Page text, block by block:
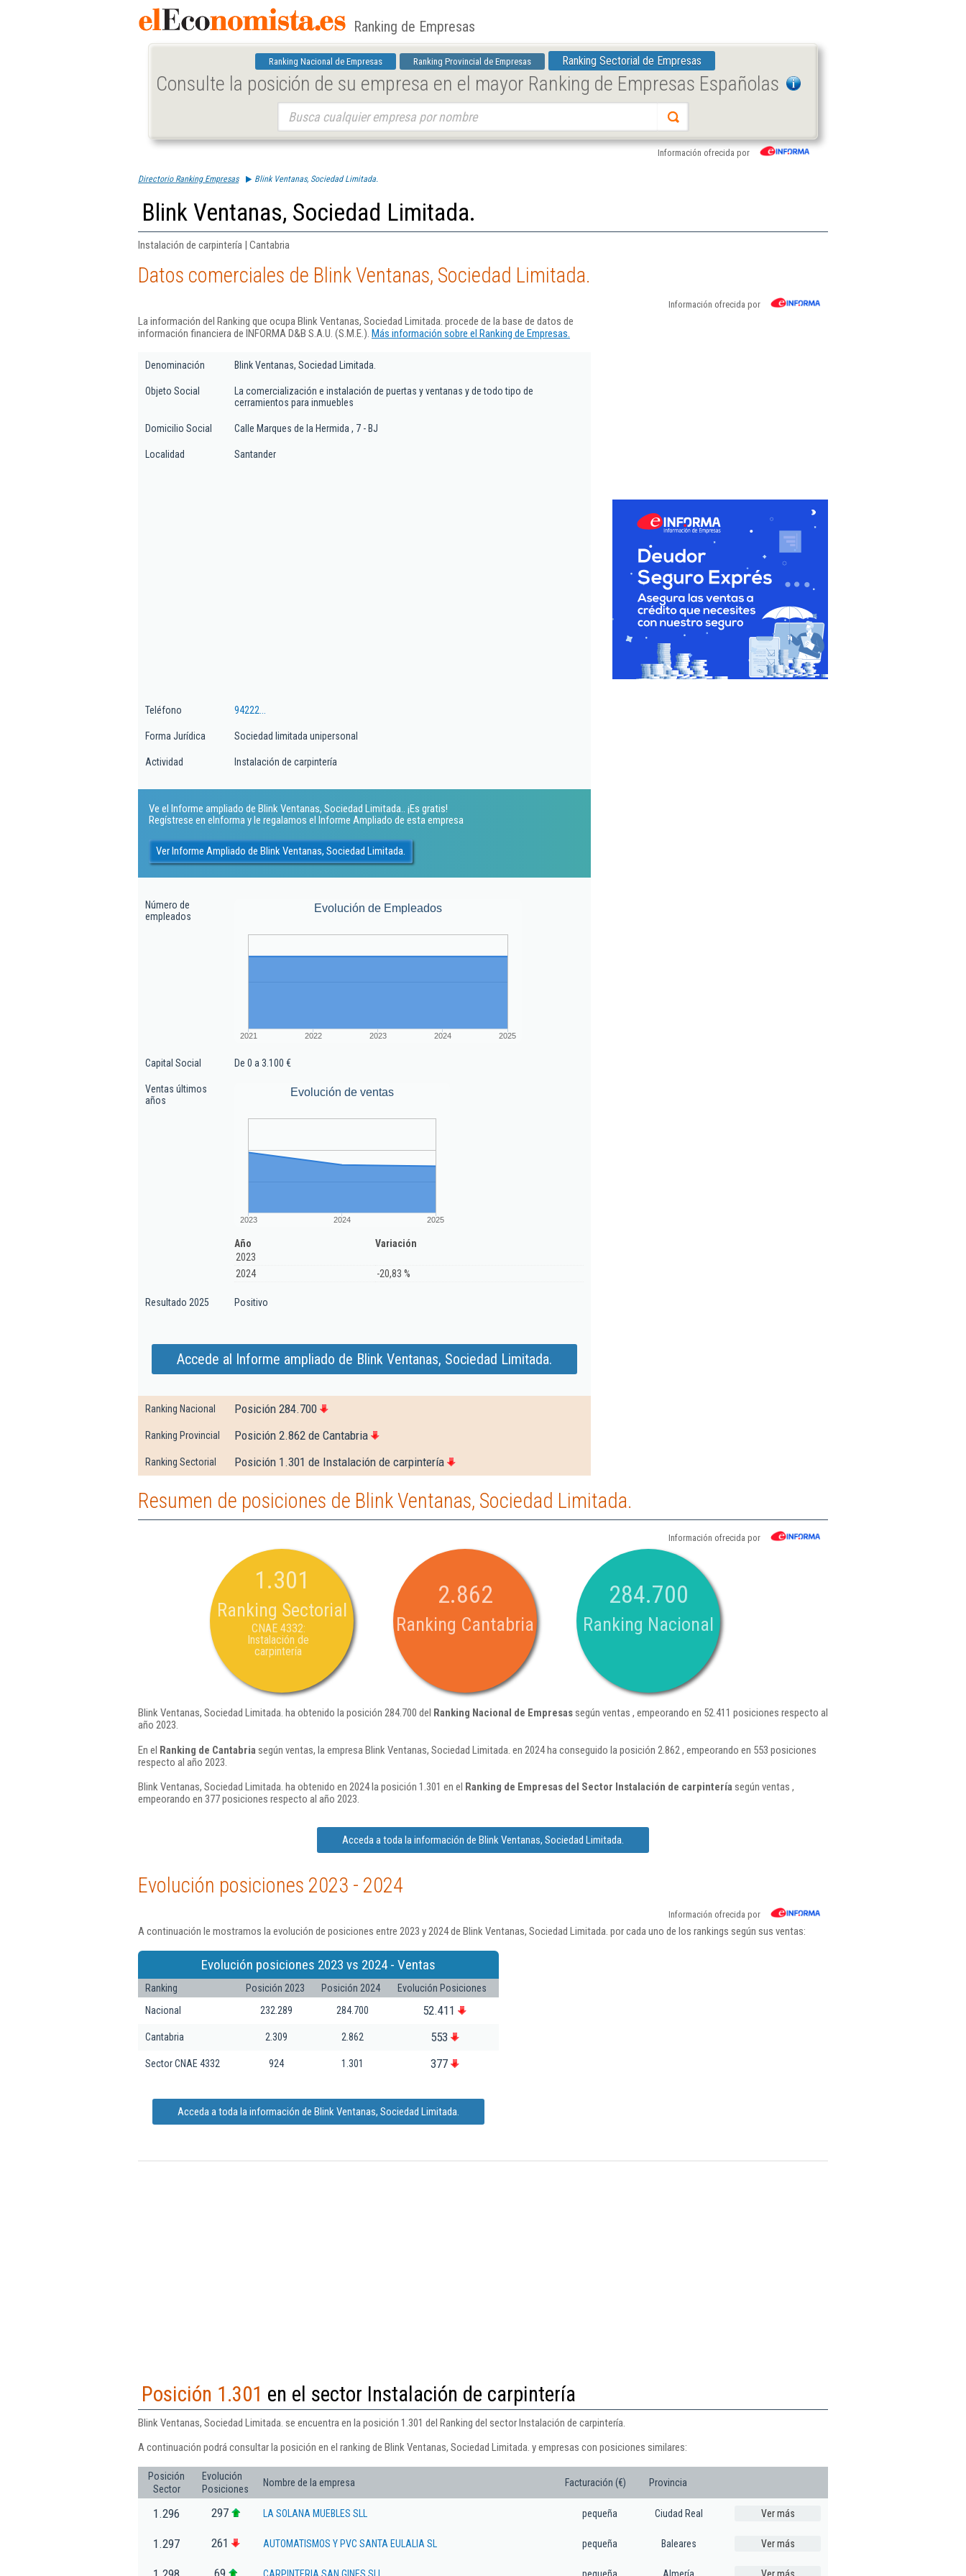
Ranking de Empresas
Ranking Nacional de Empresas Ranking Provincial de Empresas Ranking Sectorial de Empresas
Consulte la posición de su empresa en el mayor Ranking de Empresas Españolas
Información ofrecida por
Directorio Ranking Empresas Blink Ventanas, Sociedad Limitada.
Blink Ventanas, Sociedad Limitada.
Instalación de carpintería | Cantabria
Datos comerciales de Blink Ventanas, Sociedad Limitada.
Información ofrecida por
La información del Ranking que ocupa Blink Ventanas, Sociedad Limitada. procede de la base de datos de
información financiera de INFORMA D&B S.A.U. (S.M.E.). Más información sobre el Ranking de Empresas.
Denominación Blink Ventanas, Sociedad Limitada.
Objeto Social
La comercialización e instalación de puertas y ventanas y de todo tipo de
cerramientos para inmuebles
Domicilio Social Calle Marques de la Hermida , 7 - BJ
Localidad Santander
Teléfono 94222...
Forma Jurídica Sociedad limitada unipersonal
Actividad Instalación de carpintería
Ve el Informe ampliado de Blink Ventanas, Sociedad Limitada.. ¡Es gratis!
Regístrese en eInforma y le regalamos el Informe Ampliado de esta empresa
Ver Informe Ampliado de Blink Ventanas, Sociedad Limitada.
Número de
empleados
Evolución de Empleados
2021 2022 2023 2024 2025
Capital Social De 0 a 3.100 €
Ventas últimos
años
Evolución de ventas
2023 2024 2025
Año
Variación
2023
2024
-20,83 %
Resultado 2025 Positivo
Accede al Informe ampliado de Blink Ventanas, Sociedad Limitada.
Ranking Nacional Posición 284.700
Ranking Provincial Posición 2.862 de Cantabria
Ranking Sectorial Posición 1.301 de Instalación de carpintería
Resumen de posiciones de Blink Ventanas, Sociedad Limitada.
Información ofrecida por
1.301
Ranking Sectorial
CNAE 4332:
Instalación de
carpintería
2.862
Ranking Cantabria
284.700
Ranking Nacional
Blink Ventanas, Sociedad Limitada. ha obtenido la posición 284.700 del Ranking Nacional de Empresassegún ventas , empeorando en 52.411 posiciones respecto al
año 2023.
En el Ranking de Cantabria según ventas, la empresa Blink Ventanas, Sociedad Limitada. en 2024 ha conseguido la posición 2.862 , empeorando en 553 posiciones
respecto al año 2023.
Blink Ventanas, Sociedad Limitada. ha obtenido en 2024 la posición 1.301 en el Ranking de Empresas del Sector Instalación de carpinteríasegún ventas ,
empeorando en 377 posiciones respecto al año 2023.
Acceda a toda la información de Blink Ventanas, Sociedad Limitada.
Evolución posiciones 2023 - 2024
Información ofrecida por
A continuación le mostramos la evolución de posiciones entre 2023 y 2024 de Blink Ventanas, Sociedad Limitada. por cada uno de los rankings según sus ventas:
Evolución posiciones 2023 vs 2024 - Ventas
Ranking Posición 2023 Posición 2024
Evolución Posiciones
Nacional
232.289 284.700 52.411
Cantabria 2.309 2.862 553
Sector CNAE 4332 924 1.301 377
Acceda a toda la información de Blink Ventanas, Sociedad Limitada.
Posición 1.301 en el sector Instalación de carpintería
Blink Ventanas, Sociedad Limitada. se encuentra en la posición 1.301 del Ranking del sector Instalación de carpintería.
A continuación podrá consultar la posición en el ranking de Blink Ventanas, Sociedad Limitada. y empresas con posiciones similares:
Posición
Sector
Evolución
Posiciones
Nombre de la empresa Facturación (€) Provincia
1.296 297 LA SOLANA MUEBLES SLL pequeña Ciudad Real Ver más
1.297 261 AUTOMATISMOS Y PVC SANTA EULALIA SL pequeña Baleares Ver más
69 CARPINTERIA SAN GINES SLL pequeña Almería Ver más